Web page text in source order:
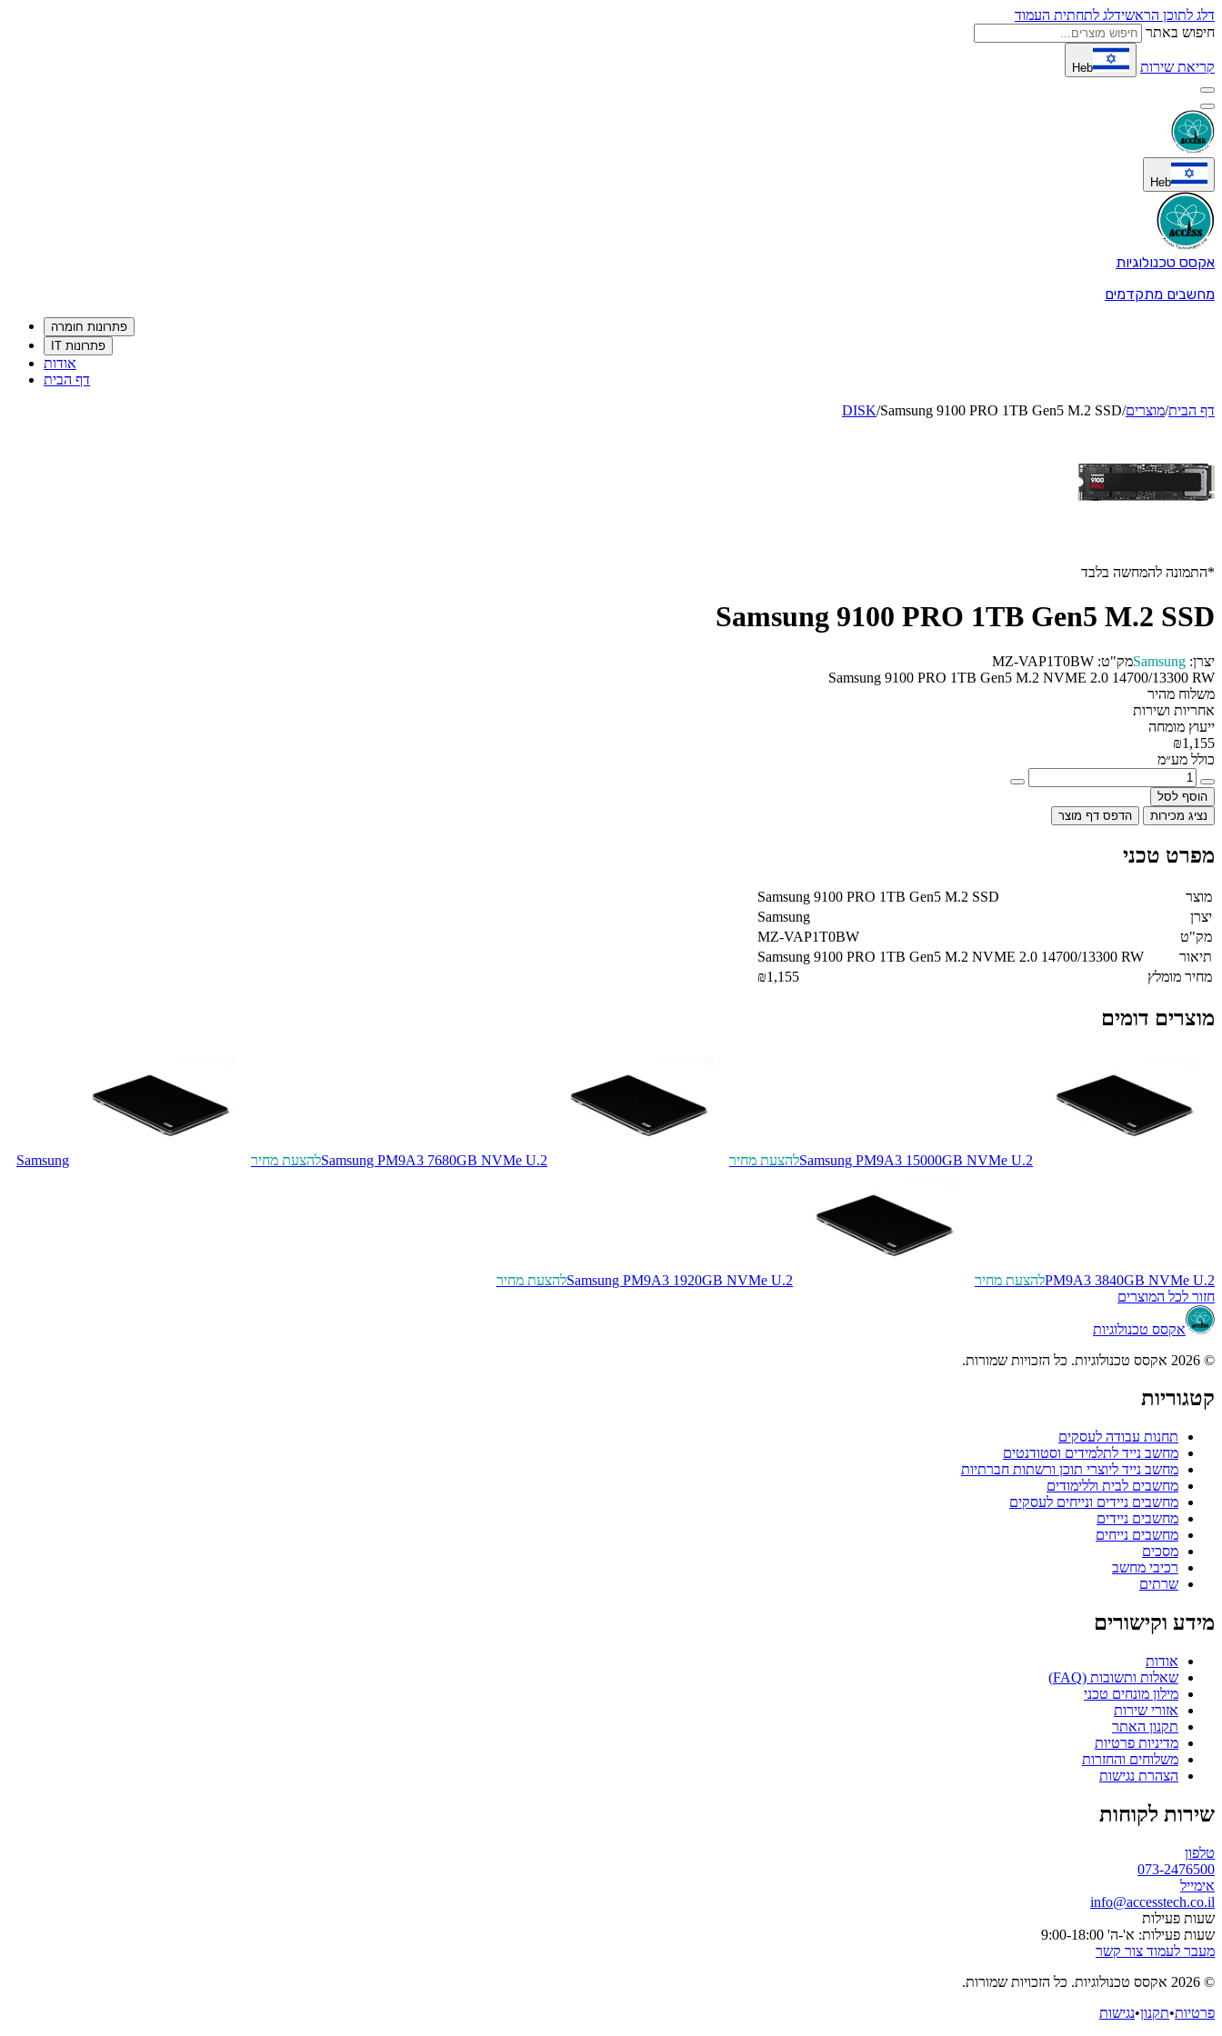
דלג לתוכן הראשידלג לתחתית העמוד
חיפוש באתר
קריאת שירות Heb
Heb
אקסס טכנולוגיות
מחשבים מתקדמים
פתרונות חומרה
פתרונות IT
אודות
דף הבית
דף הבית/מוצרים/
DISK/Samsung 9100 PRO 1TB Gen5 M.2 SSD
*התמונה להמחשה בלבד
Samsung 9100 PRO 1TB Gen5 M.2 SSD
יצרן: Samsungמק"ט: MZ-VAP1T0BW
Samsung 9100 PRO 1TB Gen5 M.2 NVME 2.0 14700/13300 RW
משלוח מהיר
אחריות ושירות
ייעוץ מומחה
₪1,155
כולל מע״מ
הוסף לסל
נציג מכירות
הדפס דף מוצר
מפרט טכני
מוצר
Samsung 9100 PRO 1TB Gen5 M.2 SSD
יצרן
Samsung
מק"ט
MZ-VAP1T0BW
תיאור
Samsung 9100 PRO 1TB Gen5 M.2 NVME 2.0 14700/13300 RW
מחיר מומלץ
₪1,155
מוצרים דומים
Samsung PM9A3 15000GB NVMe U.2להצעת מחיר Samsung PM9A3 7680GB NVMe U.2להצעת מחיר Samsung
PM9A3 3840GB NVMe U.2להצעת מחיר Samsung PM9A3 1920GB NVMe U.2להצעת מחיר
חזור לכל המוצרים
אקסס טכנולוגיות
© 2026 אקסס טכנולוגיות. כל הזכויות שמורות.
קטגוריות
תחנות עבודה לעסקים
מחשב נייד לתלמידים וסטודנטים
מחשב נייד ליוצרי תוכן ורשתות חברתיות
מחשבים לבית וללימודים
מחשבים ניידים ונייחים לעסקים
מחשבים ניידים
מחשבים נייחים
מסכים
רכיבי מחשב
שרתים
מידע וקישורים
אודות
שאלות ותשובות (FAQ)
מילון מונחים טכני
אזורי שירות
תקנון האתר
מדיניות פרטיות
משלוחים והחזרות
הצהרת נגישות
שירות לקוחות
טלפון
073-2476500
אימייל
info@accesstech.co.il
שעות פעילות
שעות פעילות: א'-ה' 9:00-18:00
מעבר לעמוד צור קשר
© 2026 אקסס טכנולוגיות. כל הזכויות שמורות.
פרטיות•תקנון•נגישות